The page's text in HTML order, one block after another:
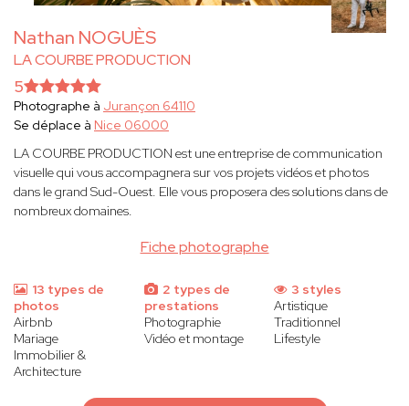
Nathan NOGUÈS
LA COURBE PRODUCTION
Fiche photographe
5
Photographe à Jurançon 64110
Se déplace à Nice 06000
LA COURBE PRODUCTION est une entreprise de communication
visuelle qui vous accompagnera sur vos projets vidéos et photos
dans le grand Sud-Ouest. Elle vous proposera des solutions dans de
nombreux domaines.
13 types de
photos
Airbnb
Mariage
Immobilier &
Architecture
2 types de
prestations
Photographie
Vidéo et montage
3 styles
Artistique
Traditionnel
Lifestyle